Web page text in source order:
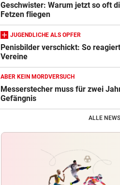
Geschwister: Warum jetzt so oft
Fetzen fliegen
JUGENDLICHE ALS OPFER
Penisbilder verschickt: So
Vereine
ABER KEIN MORDVERSUCH
Messerstecher muss für zwei
Gefängnis
ALLE